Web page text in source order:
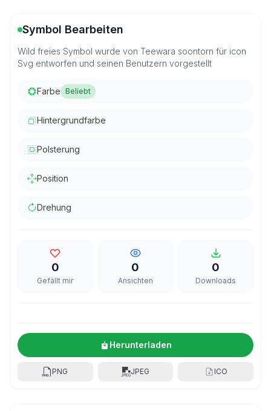
Symbol Bearbeiten
Wild freies Symbol wurde von Teewara soontorn für icon
Svg entworfen und seinen Benutzern vorgestellt
Farbe Beliebt
Hintergrundfarbe
Polsterung
Position
Drehung
0
Gefällt mir
0
Ansichten
0
Downloads
Herunterladen
PNG JPEG ICO